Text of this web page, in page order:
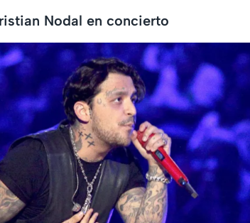
Nodal en concierto